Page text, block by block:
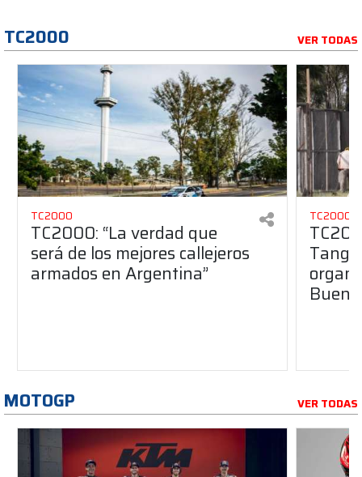
TC2000 VER TODAS
TC2000
TC2000: “La verdad que
será de los mejores callejeros
armados en Argentina”
TC2000
MOTOGP VER TODAS